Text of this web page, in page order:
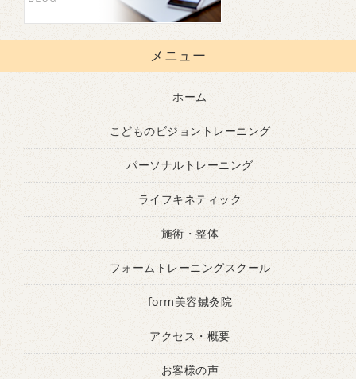
メニュー
ホーム
こどものビジョントレーニング
パーソナルトレーニング
ライフキネティック
施術・整体
フォームトレーニングスクール
form美容鍼灸院
アクセス・概要
お客様の声